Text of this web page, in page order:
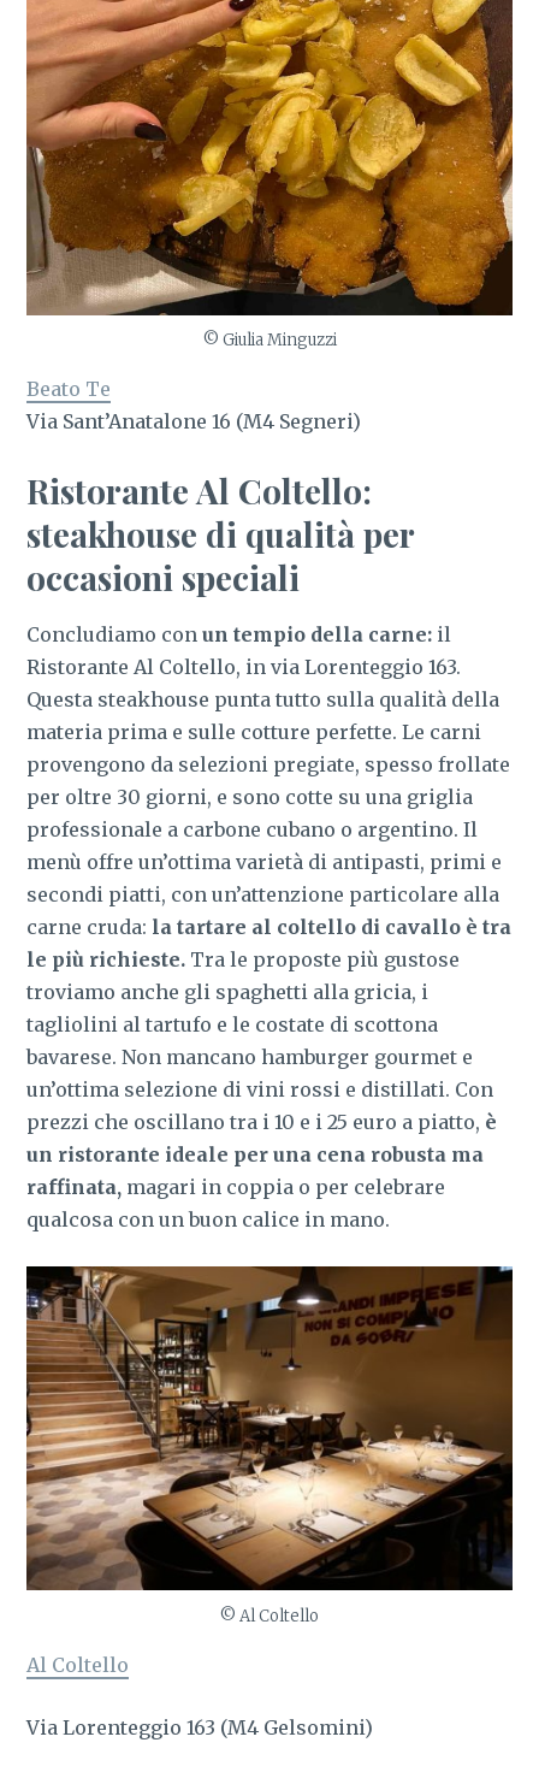
© Giulia Minguzzi
Beato Te
Via Sant’Anatalone 16 (M4 Segneri)
Ristorante Al Coltello:
steakhouse di qualità per
occasioni speciali
Concludiamo conun tempio della carne: il
Ristorante Al Coltello, in via Lorenteggio 163.
Questa steakhouse punta tutto sulla qualità della
materia prima e sulle cotture perfette. Le carni
provengono da selezioni pregiate, spesso frollate
per oltre 30 giorni, e sono cotte su una griglia
professionale a carbone cubano o argentino. Il
menù offre un’ottima varietà di antipasti, primi e
secondi piatti, con un’attenzione particolare alla
carne cruda: la tartare al coltello di cavallo è tra
le più richieste. Tra le proposte più gustose
troviamo anche gli spaghetti alla gricia, i
tagliolini al tartufo e le costate di scottona
bavarese. Non mancano hamburger gourmet e
un’ottima selezione di vini rossi e distillati. Con
prezzi che oscillano tra i 10 e i 25 euro a piatto, è
un ristorante ideale per una cena robusta ma
raffinata, magari in coppia o per celebrare
qualcosa con un buon calice in mano.
© Al Coltello
Al Coltello
Via Lorenteggio 163 (M4 Gelsomini)